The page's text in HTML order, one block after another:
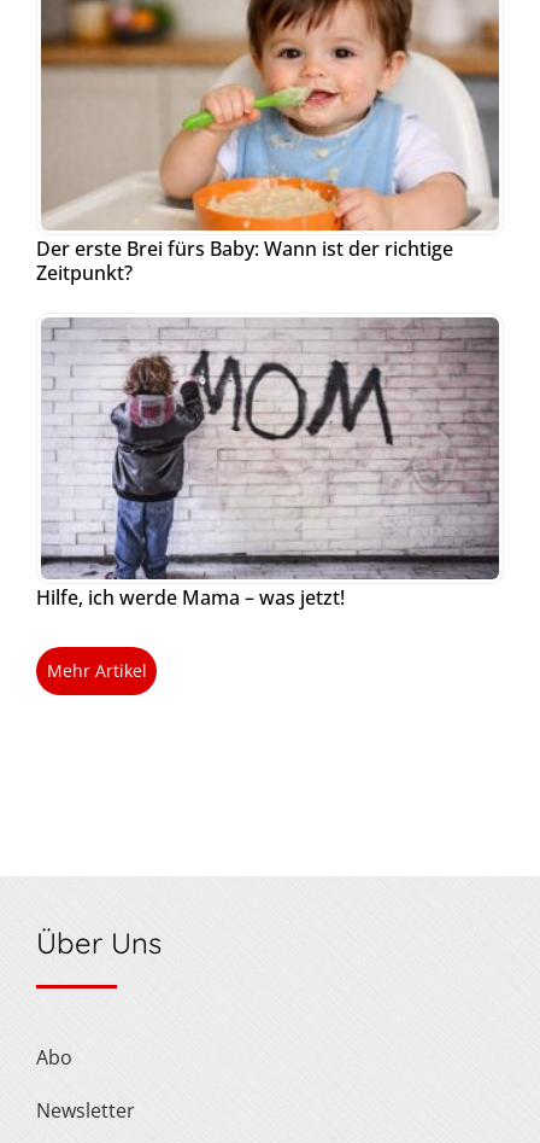
Der erste Brei fürs Baby: Wann ist der richtige
Zeitpunkt?
Hilfe, ich werde Mama – was jetzt!
Mehr Artikel
Über Uns
Abo
Newsletter